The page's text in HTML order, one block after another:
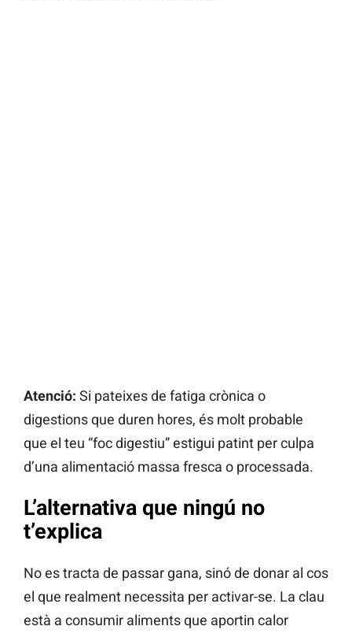
Atenció: Si pateixes de fatiga crònica o
digestions que duren hores, és molt probable
que el teu “foc digestiu” estigui patint per culpa
d’una alimentació massa fresca o processada.
L’alternativa que ningú no
t’explica
No es tracta de passar gana, sinó de donar al cos
el que realment necessita per activar-se. La clau
està a consumir aliments que aportin calor